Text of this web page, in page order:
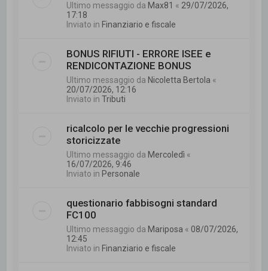
Ultimo messaggio da Max81 « 29/07/2026,
17:18
Inviato in Finanziario e fiscale
BONUS RIFIUTI - ERRORE ISEE e
RENDICONTAZIONE BONUS
Ultimo messaggio da Nicoletta Bertola «
20/07/2026, 12:16
Inviato inTributi
ricalcolo per le vecchie progressioni
storicizzate
Ultimo messaggio da Mercoledì «
16/07/2026, 9:46
Inviato in Personale
questionario fabbisogni standard
FC100
Ultimo messaggio da Mariposa « 08/07/2026,
12:45
Inviato in Finanziario e fiscale